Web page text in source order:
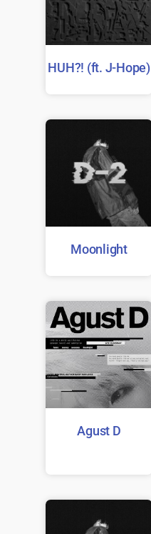
HUH?! (ft. J-Hope)
Moonlight
Agust D